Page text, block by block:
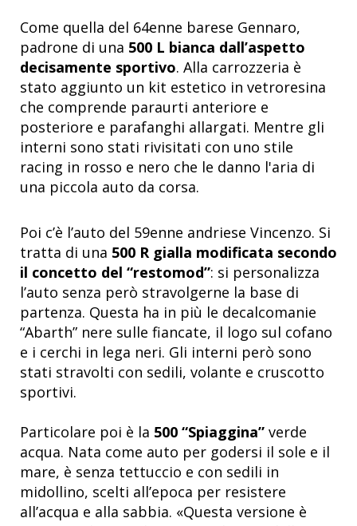
Come quella del 64enne barese Gennaro,
padrone di una 500 L bianca dall’aspetto
decisamente sportivo. Alla carrozzeria è
stato aggiunto un kit estetico in vetroresina
che comprende paraurti anteriore e
posteriore e parafanghi allargati. Mentre gli
interni sono stati rivisitati con uno stile
racing in rosso e nero che le danno l'aria di
una piccola auto da corsa.
Poi c’è l’auto del 59enne andriese Vincenzo. Si
tratta di una 500 R gialla modificata secondo
il concetto del “restomod”: si personalizza
l’auto senza però stravolgerne la base di
partenza. Questa ha in più le decalcomanie
“Abarth” nere sulle fiancate, il logo sul cofano
e i cerchi in lega neri. Gli interni però sono
stati stravolti con sedili, volante e cruscotto
sportivi.
Particolare poi è la 500 “Spiaggina” verde
acqua. Nata come auto per godersi il sole e il
mare, è senza tettuccio e con sedili in
midollino, scelti all’epoca per resistere
all’acqua e alla sabbia. «Questa versione è